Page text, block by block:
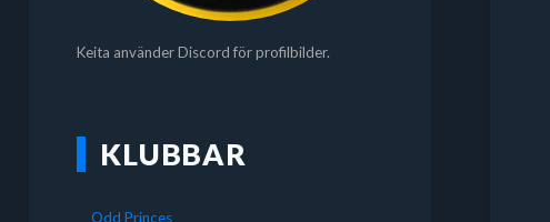
Keita använder Discord för profilbilder.
KLUBBAR
Odd Princes